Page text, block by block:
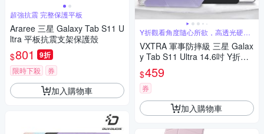
超強抗震 完整保護平板
Araree 三星 Galaxy Tab S11 U
ltra 平板抗震支架保護殼
$801 9折
限時下殺 券
加入購物車
Y折觀看角度隨心所欲，高透光硬背
板
VXTRA 軍事防摔級 三星 Galax
y Tab S11 Ultra 14.6吋 Y折晶
透背蓋立架皮套 含筆槽
$459
券
加入購物車